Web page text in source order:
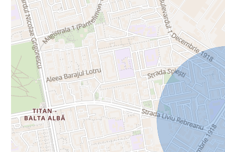
Zonă liniștită și accesibilă
📍 Locație avantajoasă
Zonă bine conectată, cu acces rapid către transport
Aproape de magazine, școli și servicii
Cartier matur, cu infrastructură dezvoltată
📈 Avantaje
🔑 Etaj ideal (nici prea jos, nici prea sus)
🔑 Compartimentare practică
🔑 Spații de depozitare rare pentru acest tip de apartament
🔑 Potrivit pentru personalizare după preferințe